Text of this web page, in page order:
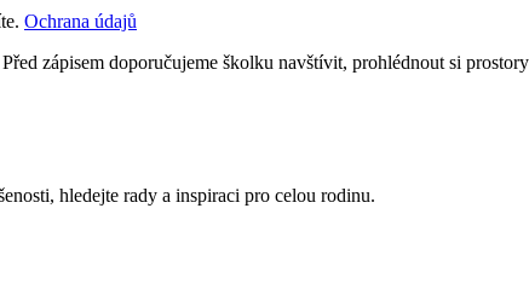
Ochrana údajů
zápisem doporučujeme školku navštívit, prohlédnout si
hledejte rady a inspiraci pro celou rodinu.